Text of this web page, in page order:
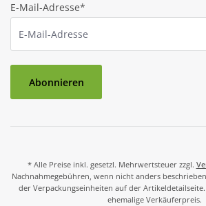
E-Mail-Adresse*
Abonnieren
* Alle Preise inkl. gesetzl. Mehrwertsteuer zzgl.
Nachnahmegebühren, wenn nicht anders
der Verpackungseinheiten auf der Artikeldetailseite.
ehemalige Verkäuferpreis.